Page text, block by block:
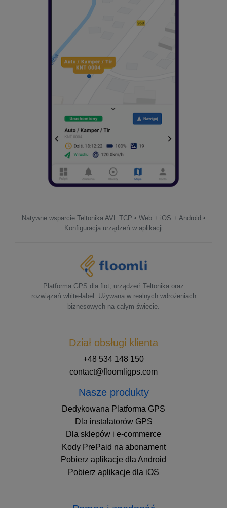
Natywne wsparcie Teltonika AVL TCP • Web + iOS + Android •
Konfiguracja urządzeń w aplikacji
Platforma GPS dla flot, urządzeń Teltonika oraz
rozwiązań white-label. Używana w realnych wdrożeniach
biznesowych na całym świecie.
Dział obsługi klienta
+48 534 148 150
contact@floomligps.com
Nasze produkty
Dedykowana Platforma GPS
Dla instalatorów GPS
Dla sklepów i e-commerce
Kody PrePaid na abonament
Pobierz aplikacje dla Android
Pobierz aplikacje dla iOS